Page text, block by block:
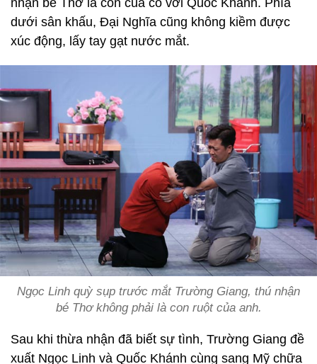
dưới sân khấu, Đại Nghĩa cũng không kiềm được
xúc động, lấy tay gạt nước mắt.
Ngọc Linh quỳ sụp trước mắt Trường Giang, thú nhận
bé Thơ không phải là con ruột của anh.
Sau khi thừa nhận đã biết sự tình, Trường Giang đề
xuất Ngọc Linh và Quốc Khánh cùng sang Mỹ chữa